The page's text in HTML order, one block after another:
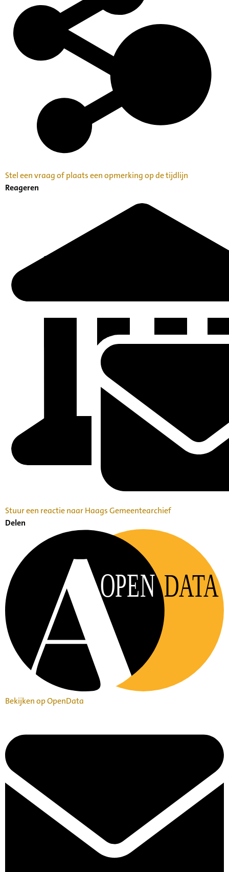
Stel een vraag of plaats een opmerking op de tijdlijn
Reageren
Stuur een reactie naar Haags Gemeentearchief
Delen
OPEN DATA
Bekijken op OpenData